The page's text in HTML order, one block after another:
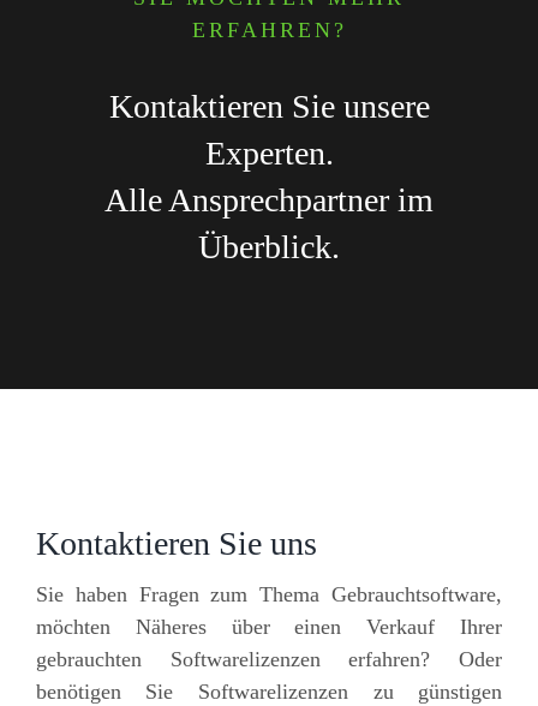
ERFAHREN?
Kontaktieren Sie unsere
Experten.
Alle Ansprechpartner im
Überblick.
Kontaktieren Sie uns
Sie haben Fragen zum Thema Gebrauchtsoftware,
möchten Näheres über einen Verkauf Ihrer
gebrauchten Softwarelizenzen erfahren? Oder
benötigen Sie Softwarelizenzen zu günstigen